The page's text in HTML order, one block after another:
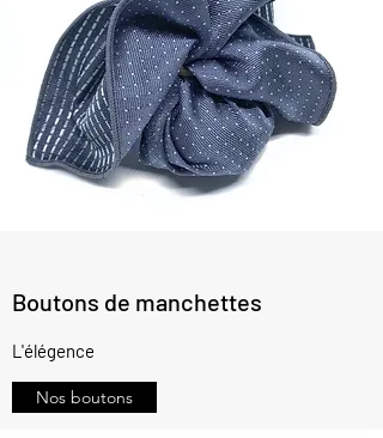
Comme un gant
Jan 8, 2020
1 min
A propos de nous
Cher visiteur, Dans ce premier post,
permettez-nous de parler un peu de
Boutons de manchettes
L'élégence
Nos boutons